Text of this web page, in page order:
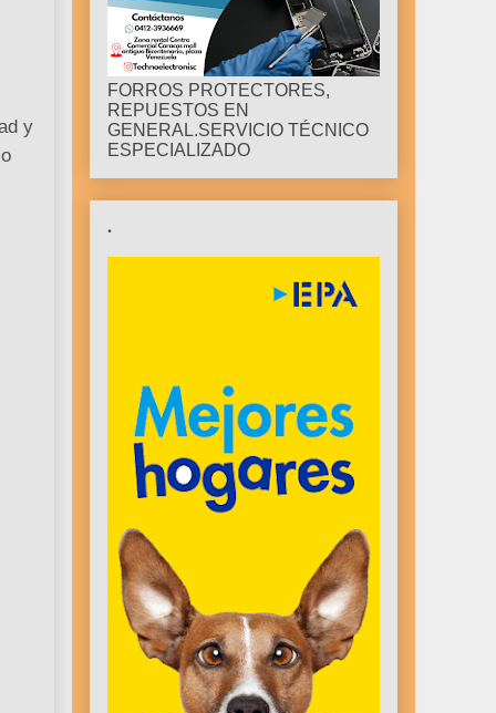
y
FORROS PROTECTORES,
REPUESTOS EN
GENERAL.SERVICIO TÉCNICO
ESPECIALIZADO
.